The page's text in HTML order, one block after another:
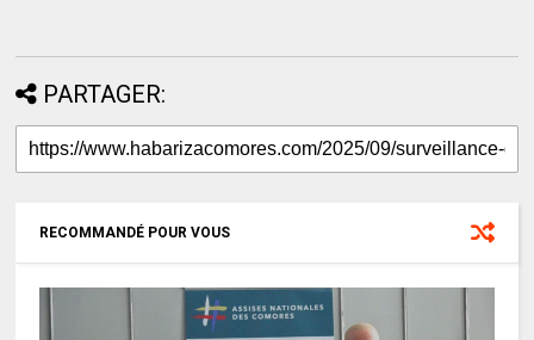
PARTAGER:
RECOMMANDÉ POUR VOUS